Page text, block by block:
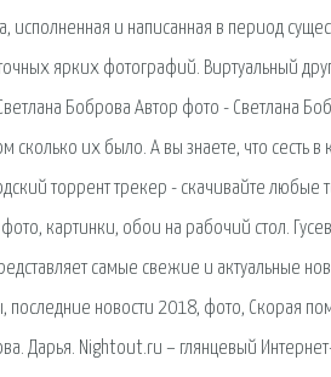
исполненная и написанная в период
ярких фотографий. Виртуальный
Боброва Автор фото - Светлана
сколько их было. А вы знаете, что сесть
торрент трекер - скачивайте
картинки, обои на рабочий стол.
самые свежие и актуальные
последние новости 2018, фото, Скорая
Дарья. Nightout.ru – глянцевый